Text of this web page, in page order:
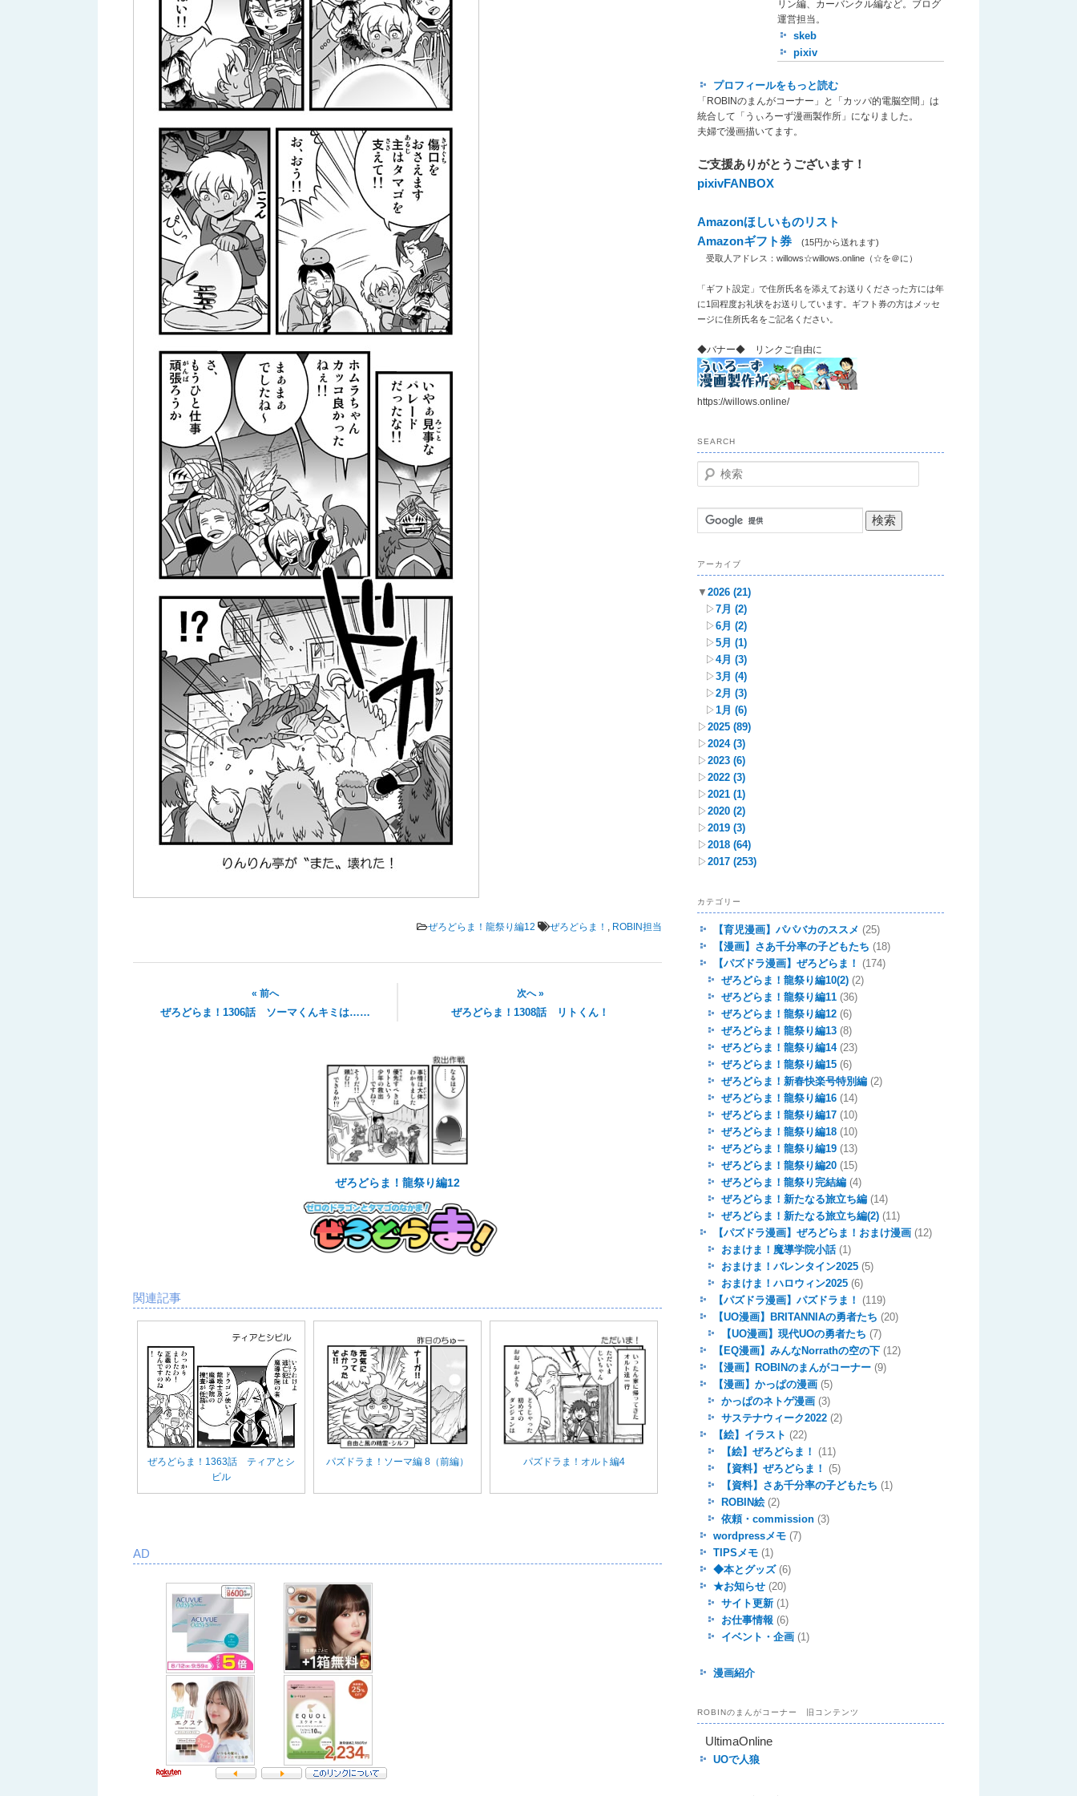
ぜろどらま！龍祭り編12 ぜろどらま！ , ROBIN担当
« 前へ
ぜろどらま！1306話 ソーマくんキミは……
次へ »
ぜろどらま！1308話 リトくん！
ぜろどらま！龍祭り編12
関連記事
ぜろどらま！1363話 ティアとシ
ビル
パズドラま！ソーマ編 8（前編） パズドラま！オルト編4
AD
リン編、カーバンクル編など。ブログ
運営担当。
skeb
pixiv
プロフィールをもっと読む
「ROBINのまんがコーナー」と「カッパ的電脳空間」は
統合して「うぃろーず漫画製作所」になりました。
夫婦で漫画描いてます。
ご支援ありがとうございます！
pixivFANBOX
Amazonほしいものリスト
Amazonギフト券
(15円から送れます)
受取人アドレス：willows☆willows.online（☆を＠に）
「ギフト設定」で住所氏名を添えてお送りくださった方には年
に1回程度お礼状をお送りしています。ギフト券の方はメッセ
ージに住所氏名をご記名ください。
◆バナー◆ リンクご自由に
https://willows.online/
SEARCH
検
索
アーカイブ
▼ 2026 (21)
▷7月 (2)
▷6月 (2)
▷5月 (1)
▷4月 (3)
▷3月 (4)
▷2月 (3)
▷1月 (6)
▷2025 (89)
▷2024 (3)
▷2023 (6)
▷2022 (3)
▷2021 (1)
▷2020 (2)
▷2019 (3)
▷2018 (64)
▷2017 (253)
カテゴリー
【育児漫画】パパバカのススメ (25)
【漫画】さあ千分率の子どもたち (18)
【パズドラ漫画】ぜろどらま！
(174)
ぜろどらま！龍祭り編10(2) (2)
ぜろどらま！龍祭り編11 (36)
ぜろどらま！龍祭り編12 (6)
ぜろどらま！龍祭り編13 (8)
ぜろどらま！龍祭り編14(23)
ぜろどらま！龍祭り編15 (6)
ぜろどらま！新春快楽号特別編 (2)
ぜろどらま！龍祭り編16 (14)
ぜろどらま！龍祭り編17 (10)
ぜろどらま！龍祭り編18 (10)
ぜろどらま！龍祭り編19 (13)
ぜろどらま！龍祭り編20 (15)
ぜろどらま！龍祭り完結編 (4)
ぜろどらま！新たなる旅立ち編 (14)
ぜろどらま！新たなる旅立ち編(2) (11)
【パズドラ漫画】ぜろどらま！おまけ漫画 (12)
おまけま！魔導学院小話(1)
おまけま！バレンタイン2025 (5)
おまけま！ハロウィン2025 (6)
【パズドラ漫画】パズドラま！
(119)
【UO漫画】BRITANNIAの勇者たち (20)
【UO漫画】現代UOの勇者たち (7)
【EQ漫画】みんなNorrathの空の下 (12)
【漫画】ROBINのまんがコーナー (9)
【漫画】かっぱの漫画 (5)
かっぱのネトゲ漫画 (3)
サステナウィーク2022 (2)
【絵】イラスト (22)
【絵】ぜろどらま！
(11)
【資料】ぜろどらま！
(5)
【資料】さあ千分率の子どもたち (1)
ROBIN絵 (2)
依頼・commission (3)
wordpressメモ (7)
TIPSメモ (1)
◆本とグッズ(6)
★お知らせ (20)
サイト更新 (1)
お仕事情報 (6)
イベント・企画 (1)
漫画紹介
ROBINのまんがコーナー 旧コンテンツ
UltimaOnline
UOで人狼